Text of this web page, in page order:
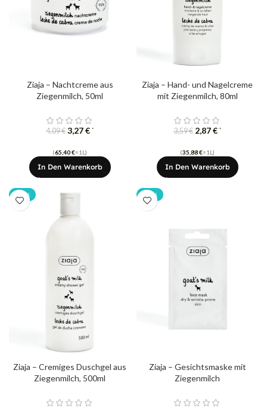
Ziaja – Nachtcreme aus
Ziegenmilch, 50ml
4,09€ 3,27€ *
(65,40€=1L)
In Den Warenkorb
Ziaja – Hand- und Nagelcreme
mit Ziegenmilch, 80ml
3,59€ 2,87€ *
(35,88€=1L)
In Den Warenkorb
-20%
Ziaja – Cremiges Duschgel aus
Ziegenmilch, 500ml
-20%
Ziaja – Gesichtsmaske mit
Ziegenmilch